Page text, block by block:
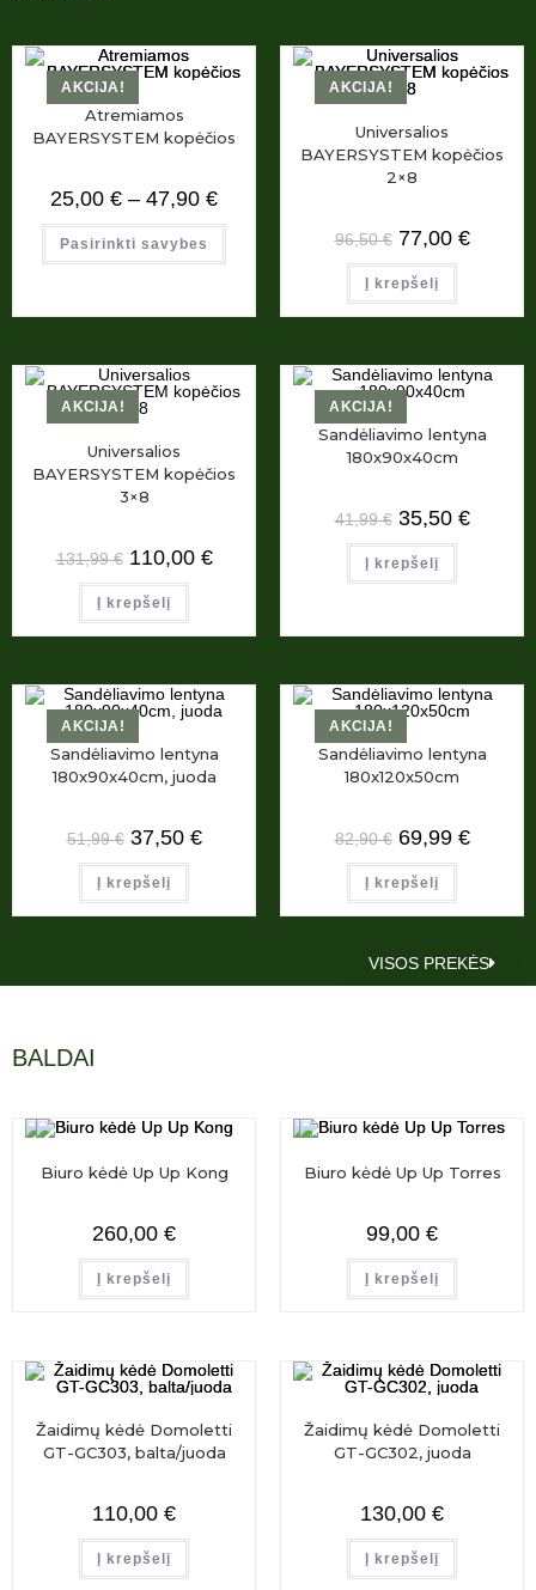
AKCIJA!
Atremiamos
BAYERSYSTEM kopėčios
25,00 € – 47,90 €
Pasirinkti savybes
AKCIJA!
Universalios
BAYERSYSTEM kopėčios
2×8
96,50€ 77,00 €
Į krepšelį
AKCIJA!
Universalios
BAYERSYSTEM kopėčios
3×8
131,99€ 110,00 €
Į krepšelį
AKCIJA!
Sandėliavimo lentyna
180x90x40cm
41,99€ 35,50 €
Į krepšelį
AKCIJA!
Sandėliavimo lentyna
180x90x40cm, juoda
51,99€ 37,50 €
Į krepšelį
AKCIJA!
Sandėliavimo lentyna
180x120x50cm
82,90€ 69,99 €
Į krepšelį
VISOS PREKĖS
BALDAI
Biuro kėdė Up Up Kong
260,00 €
Į krepšelį
Biuro kėdė Up Up Torres
99,00 €
Į krepšelį
Žaidimų kėdė Domoletti
GT-GC303, balta/juoda
110,00 €
Į krepšelį
Žaidimų kėdė Domoletti
GT-GC302, juoda
130,00 €
Į krepšelį